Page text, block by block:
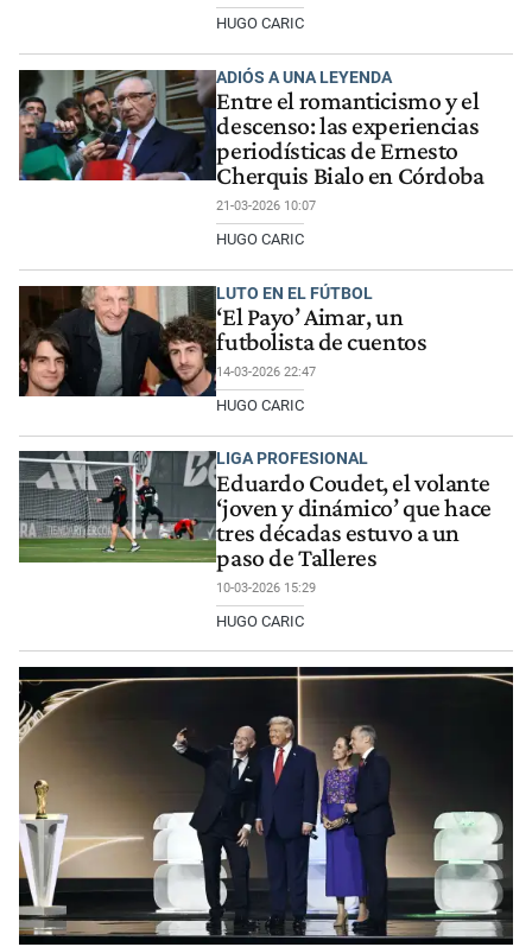
HUGO CARIC
ADIÓS A UNA LEYENDA
Entre el romanticismo y el
descenso: las experiencias
periodísticas de Ernesto
Cherquis Bialo en Córdoba
21-03-2026 10:07
HUGO CARIC
LUTO EN EL FÚTBOL
‘El Payo’ Aimar, un
futbolista de cuentos
14-03-2026 22:47
HUGO CARIC
LIGA PROFESIONAL
Eduardo Coudet, el volante
‘joven y dinámico’ que hace
tres décadas estuvo a un
paso de Talleres
10-03-2026 15:29
HUGO CARIC